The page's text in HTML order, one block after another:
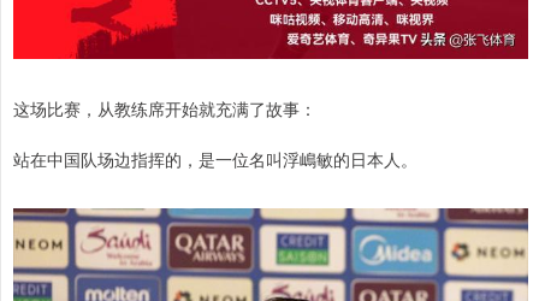
这场比赛，从教练席开始就充满了故事：
站在中国队场边指挥的，是一位名叫浮嶋敏的日本人。